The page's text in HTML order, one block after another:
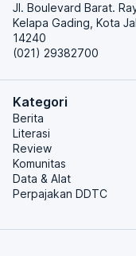
Jl. Boulevard Barat.
Kelapa Gading, Kota
14240
(021) 29382700
Kategori
Berita
Literasi
Review
Komunitas
Data & Alat
Perpajakan DDTC